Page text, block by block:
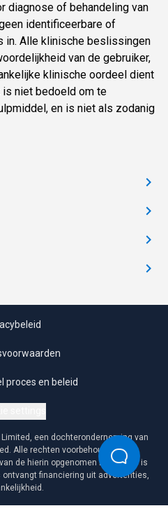
diagnose of behandeling van
identificeerbare of
in. Alle klinische beslissingen
van de gebruiker,
klinische oordeel dient
niet bedoeld om te
en is niet als zodanig
proces en beleid
een dochteronderneming van
Alle rechten voorbehouden. Elke
de hierin opgenomen informatie is
ontvangt financiering uit advertenties,